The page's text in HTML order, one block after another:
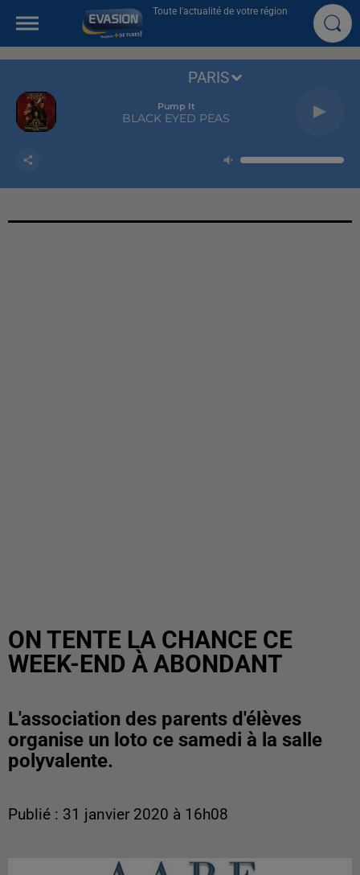
Toute l'actualité de votre région
Pump It
BLACK EYED PEAS
PARIS
ON TENTE LA CHANCE CE
WEEK-END À ABONDANT
L'association des parents d'élèves
organise un loto ce samedi à la salle
polyvalente.
Publié : 31 janvier 2020 à 16h08